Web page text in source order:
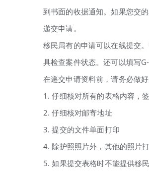
到书面的收据通知。如果您交
递交申请。
移民局有的申请可以在线提交
具检查案件状态。还可以填写
在递交申请资料前，请务必做
1. 仔细核对所有的表格内容，
2. 仔细核对邮寄地址
3. 提交的文件单面打印
4. 除护照照片外，其他的照片
5. 如果提交表格时不能提供移